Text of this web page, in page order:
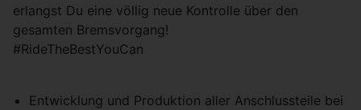
erlangst Du eine völlig neue Kontrolle über den
gesamten Bremsvorgang!
#RideTheBestYouCan
Entwicklung und Produktion aller Anschlussteile bei